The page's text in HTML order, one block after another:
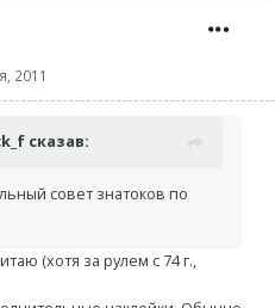
2011
сказав:
совет знатоков по
(хотя за рулем с 74 г.,